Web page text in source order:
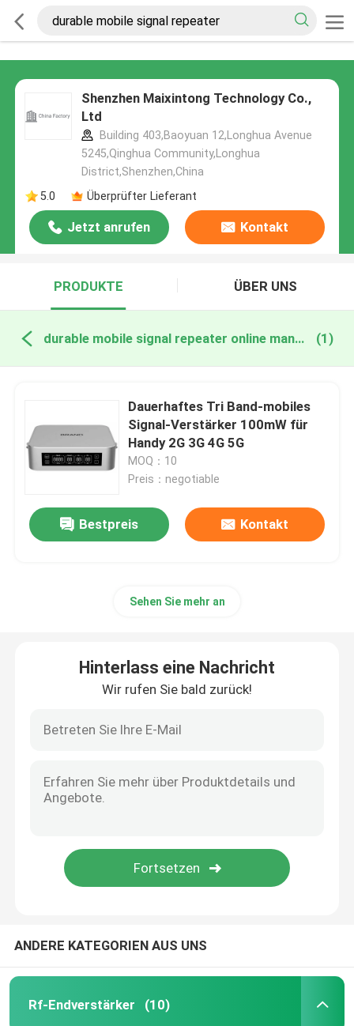
Shenzhen Maixintong Technology Co.,
Ltd
Building 403,Baoyuan 12,Longhua Avenue
5245,Qinghua Community,Longhua
District,Shenzhen,China
5.0
Überprüfter Lieferant
Jetzt anrufen Kontakt
PRODUKTE ÜBER UNS
durable mobile signal repeater online manufacture (1)
Dauerhaftes Tri Band-mobiles
Signal-Verstärker 100mW für
Handy 2G 3G 4G 5G
MOQ：10
Preis：negotiable
Bestpreis Kontakt
Sehen Sie mehr an
Hinterlass eine Nachricht
Wir rufen Sie bald zurück!
ANDERE KATEGORIEN AUS UNS
Rf-Endverstärker (10)